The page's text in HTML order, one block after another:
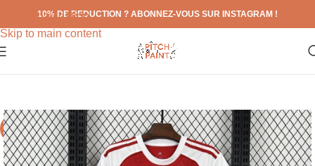
Skip to navigation
Skip to main content
10% DE REDUCTION ? ABONNEZ-VOUS SUR INSTAGRAM !
-71%